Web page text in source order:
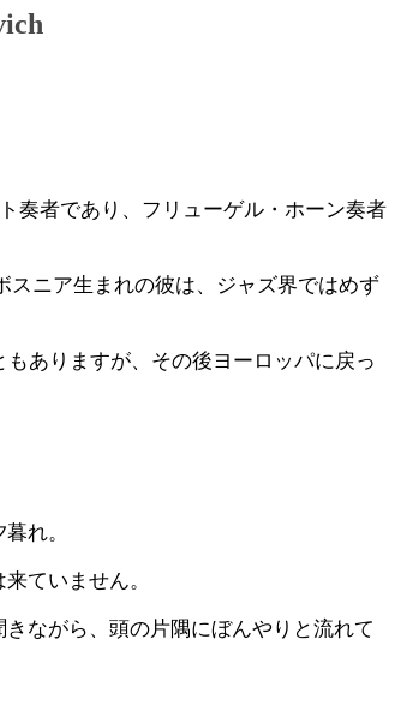
奏者であり、フリューゲル・ホーン奏者
スニア生まれの彼は、ジャズ界ではめず
ありますが、その後ヨーロッパに戻っ
れ。
ていません。
ながら、頭の片隅にぼんやりと流れて